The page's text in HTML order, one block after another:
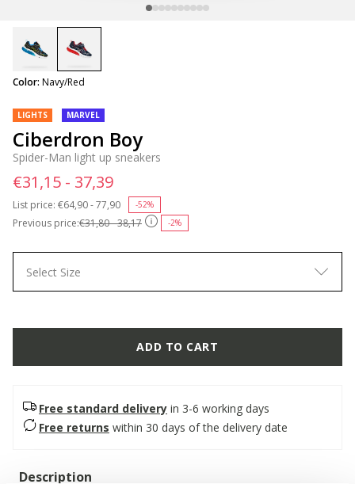
LIGHTS MARVEL
Ciberdron Boy
Spider-Man light up sneakers
€31,15 - 37,39
List price: Price reduced from
€64,90 - 77,90 -52%
Previous price:€31,80 - 38,17 -2%
Color: Navy/Redselected
Select Size
ADD TO CART
Free standard delivery in 3-6 working days
Free returns within 30 days of the delivery date
Description